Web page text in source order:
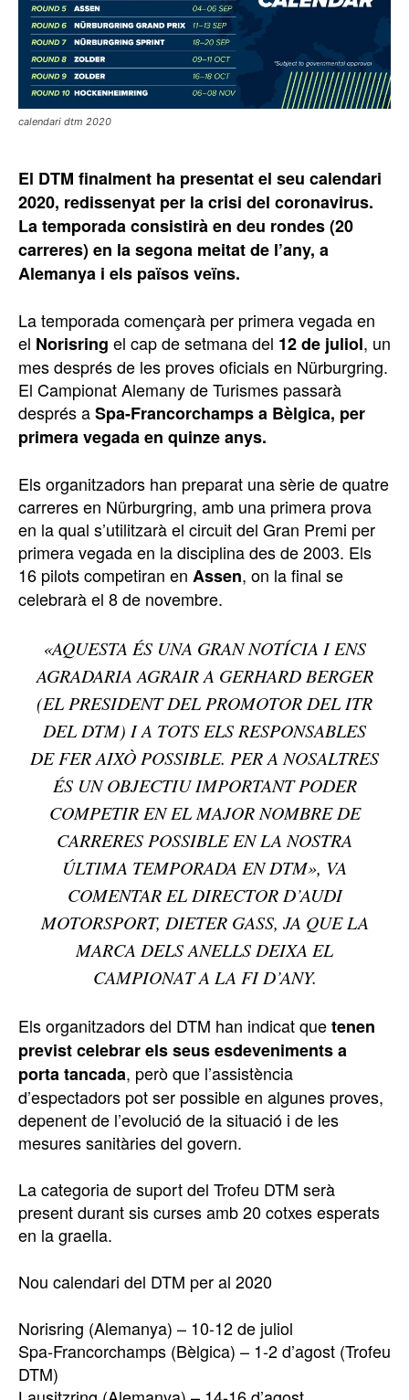
calendari dtm 2020
El DTM finalment ha presentat el seu calendari
2020, redissenyat per la crisi del coronavirus.
La temporada consistirà en deu rondes (20
carreres) en la segona meitat de l’any, a
Alemanya i els països veïns.
La temporada començarà per primera vegada en
el Norisring el cap de setmana del 12 de juliol, un
mes després de les proves oficials en Nürburgring.
El Campionat Alemany de Turismes passarà
després aSpa-Francorchamps a Bèlgica, per
primera vegada en quinze anys.
Els organitzadors han preparat una sèrie de quatre
carreres en Nürburgring, amb una primera prova
en la qual s’utilitzarà el circuit del Gran Premi per
primera vegada en la disciplina des de 2003. Els
16 pilots competiran en Assen, on la final se
celebrarà el 8 de novembre.
«AQUESTA ÉS UNA GRAN NOTÍCIA I ENS
AGRADARIA AGRAIR A GERHARD BERGER
(EL PRESIDENT DEL PROMOTOR DEL ITR
DEL DTM) I A TOTS ELS RESPONSABLES
DE FER AIXÒ POSSIBLE. PER A NOSALTRES
ÉS UN OBJECTIU IMPORTANT PODER
COMPETIR EN EL MAJOR NOMBRE DE
CARRERES POSSIBLE EN LA NOSTRA
ÚLTIMA TEMPORADA EN DTM», VA
COMENTAR EL DIRECTOR D’AUDI
MOTORSPORT, DIETER GASS, JA QUE LA
MARCA DELS ANELLS DEIXA EL
CAMPIONAT A LA FI D’ANY.
Els organitzadors del DTM han indicat quetenen
previst celebrar els seus esdeveniments a
porta tancada, però que l’assistència
d’espectadors pot ser possible en algunes proves,
depenent de l’evolució de la situació i de les
mesures sanitàries del govern.
La categoria de suport del Trofeu DTM serà
present durant sis curses amb 20 cotxes esperats
en la graella.
Nou calendari del DTM per al 2020
Norisring (Alemanya) – 10-12 de juliol
Spa-Francorchamps (Bèlgica) – 1-2 d’agost (Trofeu
DTM)